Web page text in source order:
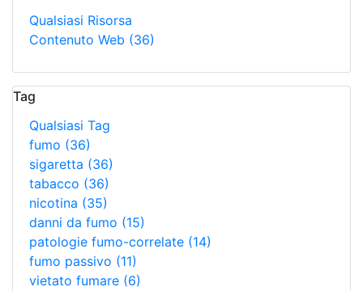
Qualsiasi Risorsa
Contenuto Web (36)
Tag
Qualsiasi Tag
fumo (36)
sigaretta (36)
tabacco (36)
nicotina (35)
danni da fumo (15)
patologie fumo-correlate (14)
fumo passivo (11)
vietato fumare (6)